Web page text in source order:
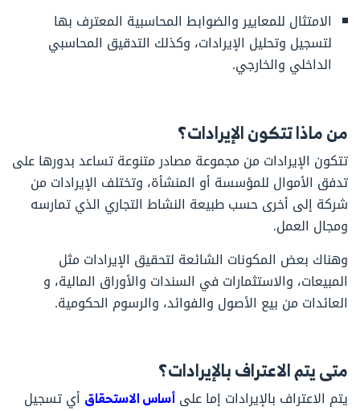
الامتثال للمعايير والضوابط المحاسبية المعترف بها
لتسجيل وتحليل الإيرادات، وكذلك التدقيق المحاسبي
الداخلي والخارجي.
من ماذا تتكون الإيرادات؟
تتكون الإيرادات من مجموعة مصادر متنوعة تساعد بدورها على
تدفق الأموال للمؤسسة أو المنشأة، وتختلف الإيرادات من
شركة إلى أخرى حسب طبيعة النشاط التجاري الذي تمارسه
ومجال العمل.
وهناك بعض المكونات الشائعة لتحقيق الإيرادات مثل
المبيعات، والاستثمارات في السندات والأوراق المالية، و
العائدات من بيع الأصول والفوائد، والرسوم الحكومية.
متى يتم الاعتراف بالإيرادات؟
يتم الاعتراف بالإيرادات إما على أساس الاستحقاق أي تسجيل